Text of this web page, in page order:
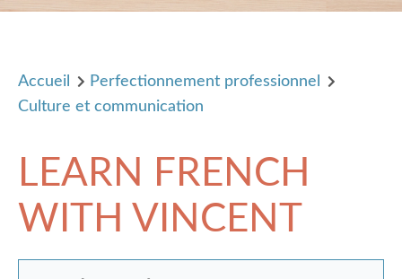
Accueil
Perfectionnement professionnel
Culture et communication
LEARN FRENCH
WITH VINCENT